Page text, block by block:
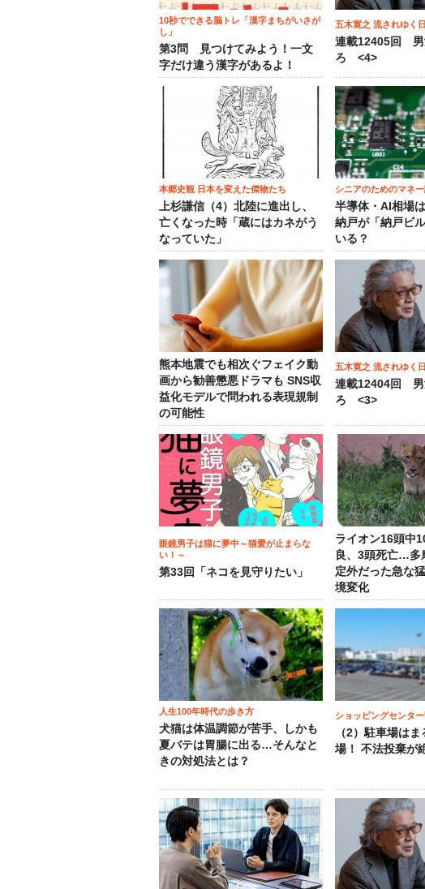
10秒でできる脳トレ「漢字まちがいさが
し」
第3問 見つけてみよう！一文
字だけ違う漢字があるよ！
五木寛之 流されゆく
連載12405回 男
ろ <4>
本郷史観 日本を変えた傑物たち
上杉謙信（4）北陸に進出し、
亡くなった時「蔵にはカネがう
なっていた」
シニアのためのマネ
半導体・AI相場
納戸が「納戸ビ
いる？
熊本地震でも相次ぐフェイク動
画から勧善懲悪ドラマも SNS収
益化モデルで問われる表現規制
の可能性
五木寛之 流されゆく
連載12404回 男
ろ <3>
眼鏡男子は猫に夢中～猫愛が止まらな
い！～
第33回「ネコを見守りたい」
ライオン16頭中
良、3頭死亡…多
定外だった急な
境変化
人生100年時代の歩き方
犬猫は体温調節が苦手、しかも
夏バテは胃腸に出る…そんなと
きの対処法とは？
ショッピングセンタ
（2）駐車場は
場！ 不法投棄が